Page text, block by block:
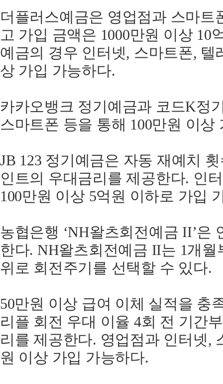
더플러스예금은 영업점과 스마트
고 가입 금액은 1000만원 이상 10
예금의 경우 인터넷, 스마트폰, 텔
상 가입 가능하다.
카카오뱅크 정기예금과 코드K정
스마트폰 등을 통해 100만원 이상
JB 123 정기예금은 자동 재예치
인트의 우대금리를 제공한다. 인
100만원 이상 5억원 이하로 가입
농협은행 ‘NH왈츠회전예금 II’은
한다. NH왈츠회전예금 II는 1개월
위로 회전주기를 선택할 수 있다.
50만원 이상 급여 이체 실적을 충
리플 회전 우대 이율 4회 전 기간
리를 제공한다. 영업점과 인터넷,
원 이상 가입 가능하다.